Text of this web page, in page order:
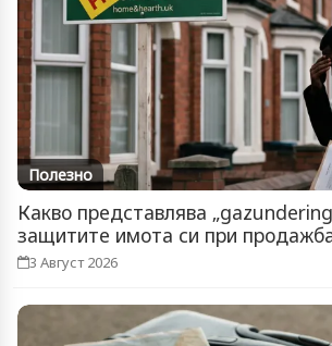
Полезно
Какво представлява
защитите имота си при
3 Август 2026